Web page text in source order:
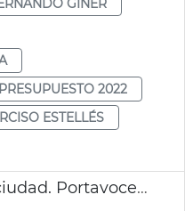
PRESUPUESTO 2022
ESTELLÉS
Debate estado de la ciudad. Portavoces políticos y entidades